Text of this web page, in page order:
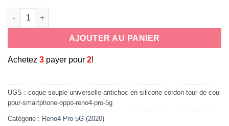
quantité de coque souple universelle antichoc en silicone
AJOUTER AU PANIER
Achetez 3 payer pour 2!
UGS : coque-souple-universelle-antichoc-en-silicone-cordon-tour-de-cou-
pour-smartphone-oppo-reno4-pro-5g
Catégorie : Reno4 Pro 5G (2020)